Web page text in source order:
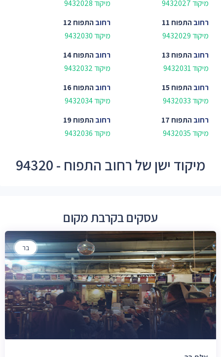
מיקוד 9432027
מיקוד 9432028
רחובהתפוח 11
מיקוד 9432029
רחובהתפוח 12
מיקוד 9432030
רחובהתפוח 13
מיקוד 9432031
רחובהתפוח 14
מיקוד 9432032
רחובהתפוח 15
מיקוד 9432033
רחובהתפוח 16
מיקוד 9432034
רחובהתפוח 17
מיקוד 9432035
רחובהתפוח 19
מיקוד 9432036
מיקוד ישן של רחוב התפוח - 94320
עסקים בקרבת מקום
בר